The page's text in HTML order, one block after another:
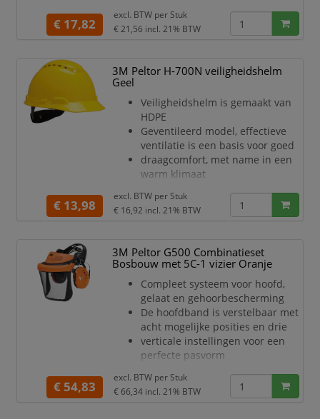
UV-gestabiliseerd ABS
Geventileerd model, effectieve
draagcomfort, met name in een
warm klimaat
lederen zweetband voor meer
comfort en
hygiëne
€ 17,82
excl. BTW per Stuk
€ 21,56 incl. 21% BTW
3M Peltor H-700N veiligheidshelm
Geel
Veiligheidshelm is gemaakt van
HDPE
Geventileerd model, effectieve
ventilatie is een basis voor goed
draagcomfort, met name in een
warm klimaat
kunststof zweetband
Helm is voorzien van een 4-punts
Het binnenwerk is voorzien van
een draaiknopinstelling
Het ontwerp met een laag profiel
biedt stabiliteit en evenwicht,
waardoor helm ultiem comfort
levert en de hoogste
bescherming tegen
€ 13,98
excl. BTW per Stuk
€ 16,92 incl. 21% BTW
3M Peltor G500 Combinatieset
Bosbouw met 5C-1 vizier Oranje
Compleet systeem voor hoofd,
gelaat en gehoorbescherming
De hoofdband is verstelbaar met
acht mogelijke posities en drie
verticale instellingen voor een
perfecte pasvorm
functionaliteit met gehoorkappen
De hoofdband en nekband zijn
€ 54,83
excl. BTW per Stuk
€ 66,34 incl. 21% BTW